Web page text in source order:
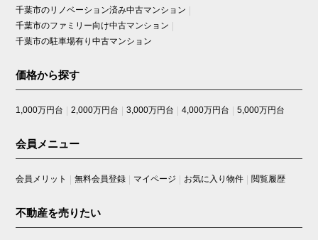
千葉市のリノベーション済み中古マンション
千葉市のファミリー向け中古マンション
千葉市の駐車場有り中古マンション
価格から探す
1,000万円台 2,000万円台 3,000万円台 4,000万円台 5,000万円台
会員メニュー
会員メリット 無料会員登録 マイページ お気に入り物件 閲覧履歴
不動産を売りたい